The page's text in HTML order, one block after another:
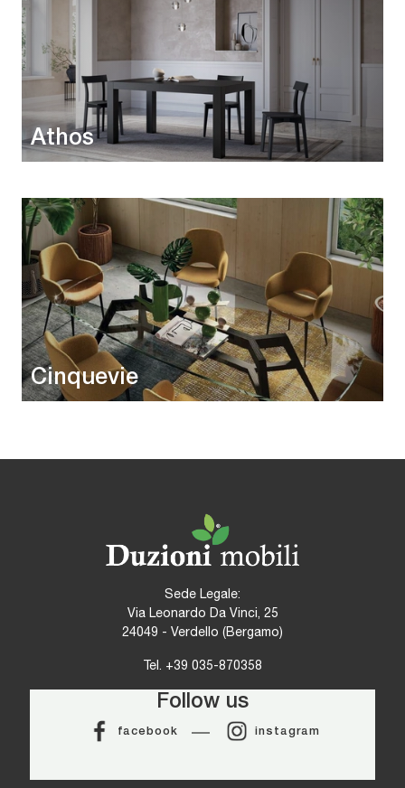
Athos
Cinquevie
Sede Legale:
Via Leonardo Da Vinci, 25
24049 - Verdello (Bergamo)
Tel. +39 035-870358
Follow us
facebook instagram